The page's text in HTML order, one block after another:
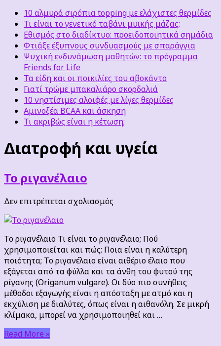
10 αλμυρά σιρόπια topping με ελάχιστες θερμίδες
Τι είναι το γενετικό ταβάνι μυϊκής μάζας;
Εθισμός στο διαδίκτυο: προειδοποιητικά σημάδια
Φτιάξε έξυπνους συνδυασμούς με σπαράγγια
Ψυχική ενδυνάμωση μαθητών: το πρόγραμμα
Friends for Life
Τα είδη και οι ποικιλίες του αβοκάντο
Γιατί τρώμε μπακαλιάρο σκορδαλιά
10 νηστίσιμες αλοιφές με λίγες θερμίδες
Αμινοξέα BCAA και άσκηση
Τι ακριβώς είναι η κέτωση;
Διατροφή και υγεία
Το ριγανέλαιο
Δεν επιτρέπεται σχολιασμός
Το ριγανέλαιο Τι είναι το ριγανέλαιο; Πού
χρησιμοποιείται και πώς; Ποια είναι η καλύτερη
ποιότητα; Το ριγανέλαιο είναι αιθέριο έλαιο που
εξάγεται από τα φύλλα και τα άνθη του φυτού της
ρίγανης (Origanum vulgare). Οι δύο πιο συνήθεις
μέθοδοι εξαγωγής είναι η απόσταξη με ατμό και η
εκχύλιση με διαλύτες, όπως είναι η αιθανόλη. Σε μικρή
κλίμακα, μπορεί να χρησιμοποιηθεί και …
Read More »